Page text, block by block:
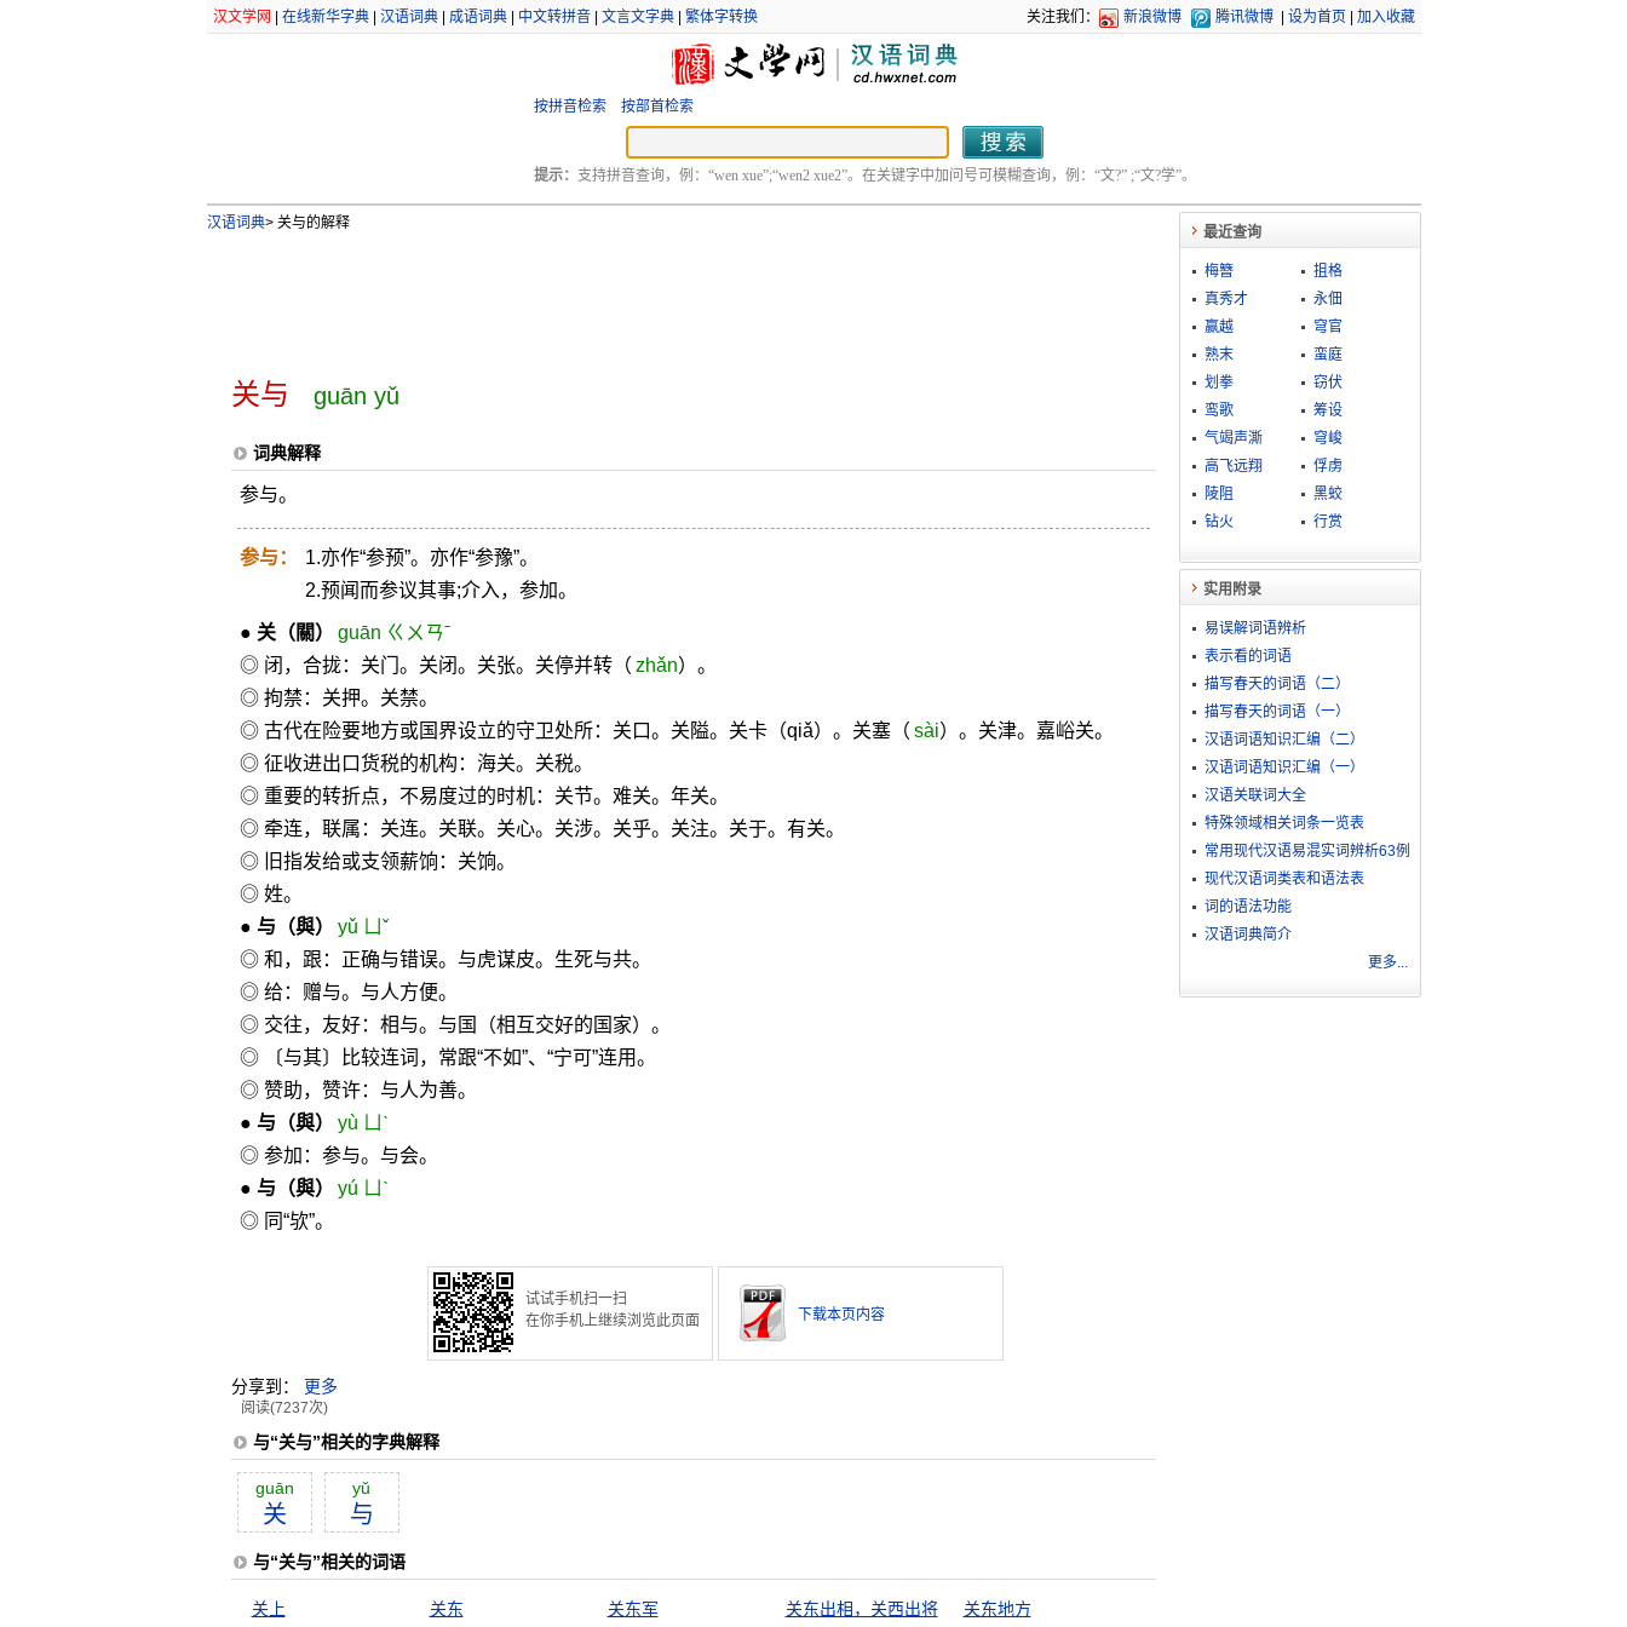
汉文学网 在线新华字典| 汉语词典| 成语词典| 中文转拼音| 文言文字典| 繁体字转换 关注我们： 新浪微博 腾讯微博 设为首页 加入收藏
按拼音检索 按部首检索
提示： 支持拼音查询，例：“wen xue”;“wen2 xue2”。在关键字中加问号可模糊查询，例：“文?” ;“文?学”。
汉语词典>关与的解释
关与 guān yǔ
词典解释
参与。
参与：
1.亦作“参预”。亦作“参豫”。
2.预闻而参议其事;介入，参加。
● 关（關）
guān ㄍㄨㄢˉ
◎ 闭，合拢：关门。关闭。关张。关停并转（ zhǎn）。
◎ 拘禁：关押。关禁。
◎ 古代在险要地方或国界设立的守卫处所：关口。关隘。关卡（qiǎ）。关塞（ sài）。关津。嘉峪关。
◎ 征收进出口货税的机构：海关。关税。
◎ 重要的转折点，不易度过的时机：关节。难关。年关。
◎ 牵连，联属：关连。关联。关心。关涉。关乎。关注。关于。有关。
◎ 旧指发给或支领薪饷：关饷。
◎ 姓。
● 与 （與）
yǔ ㄩˇ
◎ 和，跟：正确与错误。与虎谋皮。生死与共。
◎ 给：赠与。与人方便。
◎ 交往，友好：相与。与国（相互交好的国家）。
◎ 〔与其〕比较连词，常跟“不如”、“宁可”连用。
◎ 赞助，赞许：与人为善。
● 与 （與）
yù ㄩˋ
◎ 参加：参与。与会。
● 与 （與）
yú ㄩˋ
◎ 同“欤”。
试试手机扫一扫
在你手机上继续浏览此页面
下载本页内容
分享到： 更多
阅读(7237次)
与“关与”相关的字典解释
guān
关
yŭ
与
与“关与”相关的词语
关上 关东 关东军 关东出相，关西出将 关东地方
最近查询
梅簪
抯格
真秀才
永佃
赢越
穹官
熟末
蛮庭
划拳
窃伏
鸾歌
筹设
气竭声澌
穹峻
高飞远翔
俘虏
陵阻
黑蛟
钻火
行赏
实用附录
易误解词语辨析
表示看的词语
描写春天的词语（二）
描写春天的词语（一）
汉语词语知识汇编（二）
汉语词语知识汇编（一）
汉语关联词大全
特殊领域相关词条一览表
常用现代汉语易混实词辨析63例
现代汉语词类表和语法表
词的语法功能
汉语词典简介
更多...